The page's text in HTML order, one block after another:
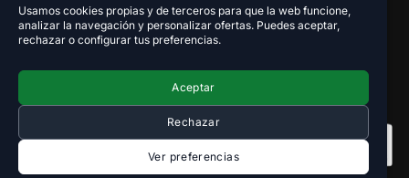
Usamos cookies propias y de terceros para que la web funcione,
analizar la navegación y personalizar ofertas. Puedes aceptar,
rechazar o configurar tus preferencias.
Aceptar
Rechazar
Ver preferencias